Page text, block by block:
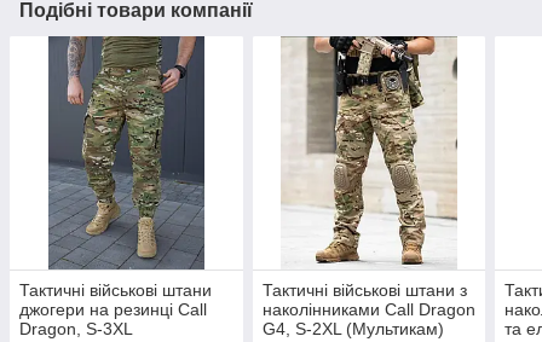
Подібні товари компанії
Тактичні військові штани
джогери на резинці Call
Dragon, S-3XL
Тактичні військові штани з
наколінниками Call Dragon
G4, S-2XL (Мультикам)
та